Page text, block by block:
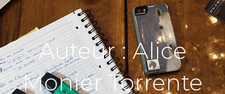
Auteur :Alice
Monier Torrente